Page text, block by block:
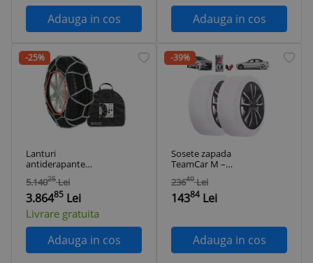
Adauga in cos Adauga in cos
-25%
Lanturi
antiderapante
camion Rud matic
CLASSIC V
315/75R22.5
5.14025 Lei
3.86485 Lei
Livrare gratuita
Adauga in cos
-39%
Sosete zapada
TeamCar M –
Alternativa lanturi
auto textile pentru
anvelope
23640 Lei
14384 Lei
Adauga in cos